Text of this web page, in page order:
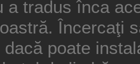
a tradus înca
Încercaţi
poate